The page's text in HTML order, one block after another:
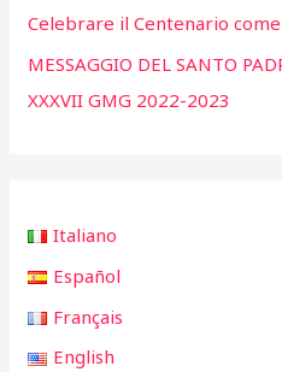
Celebrare il Centenario
MESSAGGIO DEL SANTO
XXXVII GMG 2022-2023
Italiano
Español
Français
English